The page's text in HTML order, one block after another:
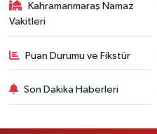
Kahramanmaraş Namaz
Vakitleri
Puan Durumu ve Fikstür
Son Dakika Haberleri